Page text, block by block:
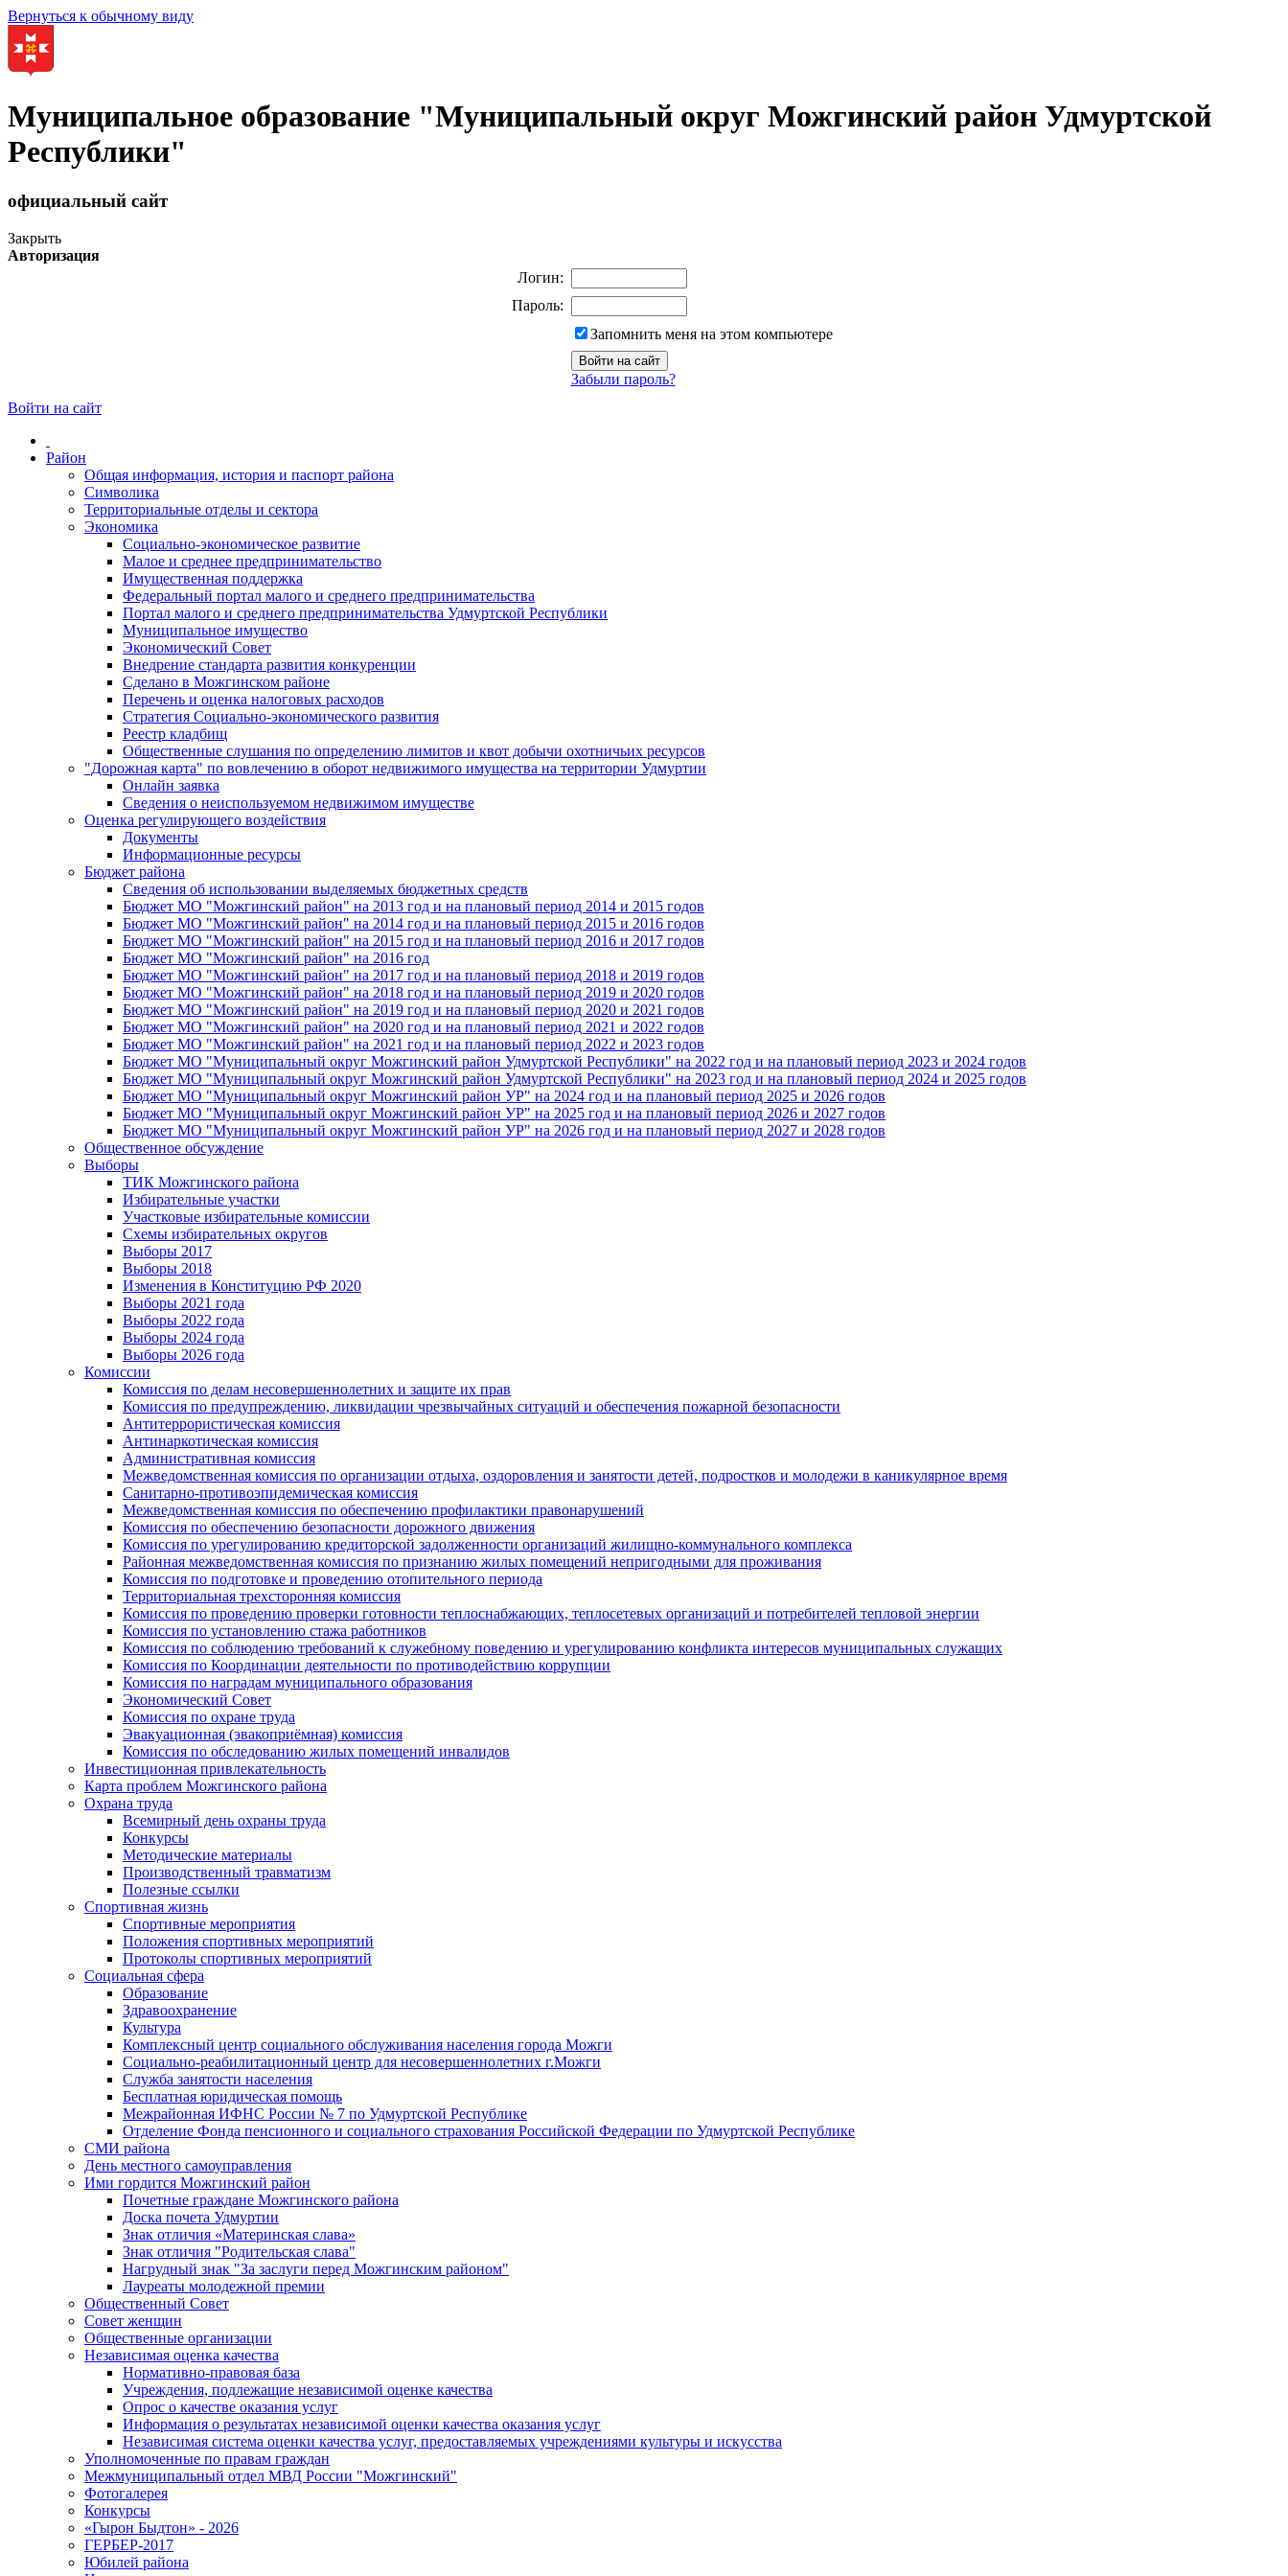
Вернуться к обычному виду
Муниципальное образование "Муниципальный округ Можгинский район Удмуртской
Республики"
официальный сайт
Закрыть
Авторизация
Логин:
Пароль:
Запомнить меня на этом компьютере
Забыли пароль?
Войти на сайт
Район
Общая информация, история и паспорт района
Символика
Территориальные отделы и сектора
Экономика
Социально-экономическое развитие
Малое и среднее предпринимательство
Имущественная поддержка
Федеральный портал малого и среднего предпринимательства
Портал малого и среднего предпринимательства Удмуртской Республики
Муниципальное имущество
Экономический Совет
Внедрение стандарта развития конкуренции
Сделано в Можгинском районе
Перечень и оценка налоговых расходов
Стратегия Социально-экономического развития
Реестр кладбищ
Общественные слушания по определению лимитов и квот добычи охотничьих ресурсов
"Дорожная карта" по вовлечению в оборот недвижимого имущества на территории Удмуртии
Онлайн заявка
Сведения о неиспользуемом недвижимом имуществе
Оценка регулирующего воздействия
Документы
Информационные ресурсы
Бюджет района
Сведения об использовании выделяемых бюджетных средств
Бюджет МО "Можгинский район" на 2013 год и на плановый период 2014 и 2015 годов
Бюджет МО "Можгинский район" на 2014 год и на плановый период 2015 и 2016 годов
Бюджет МО "Можгинский район" на 2015 год и на плановый период 2016 и 2017 годов
Бюджет МО "Можгинский район" на 2016 год
Бюджет МО "Можгинский район" на 2017 год и на плановый период 2018 и 2019 годов
Бюджет МО "Можгинский район" на 2018 год и на плановый период 2019 и 2020 годов
Бюджет МО "Можгинский район" на 2019 год и на плановый период 2020 и 2021 годов
Бюджет МО "Можгинский район" на 2020 год и на плановый период 2021 и 2022 годов
Бюджет МО "Можгинский район" на 2021 год и на плановый период 2022 и 2023 годов
Бюджет МО "Муниципальный округ Можгинский район Удмуртской Республики" на 2022 год и на плановый период 2023 и 2024 годов
Бюджет МО "Муниципальный округ Можгинский район Удмуртской Республики" на 2023 год и на плановый период 2024 и 2025 годов
Бюджет МО "Муниципальный округ Можгинский район УР" на 2024 год и на плановый период 2025 и 2026 годов
Бюджет МО "Муниципальный округ Можгинский район УР" на 2025 год и на плановый период 2026 и 2027 годов
Бюджет МО "Муниципальный округ Можгинский район УР" на 2026 год и на плановый период 2027 и 2028 годов
Общественное обсуждение
Выборы
ТИК Можгинского района
Избирательные участки
Участковые избирательные комиссии
Схемы избирательных округов
Выборы 2017
Выборы 2018
Изменения в Конституцию РФ 2020
Выборы 2021 года
Выборы 2022 года
Выборы 2024 года
Выборы 2026 года
Комиссии
Комиссия по делам несовершеннолетних и защите их прав
Комиссия по предупреждению, ликвидации чрезвычайных ситуаций и обеспечения пожарной безопасности
Антитеррористическая комиссия
Антинаркотическая комиссия
Административная комиссия
Межведомственная комиссия по организации отдыха, оздоровления и занятости детей, подростков и молодежи в каникулярное время
Санитарно-противоэпидемическая комиссия
Межведомственная комиссия по обеспечению профилактики правонарушений
Комиссия по обеспечению безопасности дорожного движения
Комиссия по урегулированию кредиторской задолженности организаций жилищно-коммунального комплекса
Районная межведомственная комиссия по признанию жилых помещений непригодными для проживания
Комиссия по подготовке и проведению отопительного периода
Территориальная трехсторонняя комиссия
Комиссия по проведению проверки готовности теплоснабжающих, теплосетевых организаций и потребителей тепловой энергии
Комиссия по установлению стажа работников
Комиссия по соблюдению требований к служебному поведению и урегулированию конфликта интересов муниципальных служащих
Комиссия по Координации деятельности по противодействию коррупции
Комиссия по наградам муниципального образования
Экономический Совет
Комиссия по охране труда
Эвакуационная (эвакоприёмная) комиссия
Комиссия по обследованию жилых помещений инвалидов
Инвестиционная привлекательность
Карта проблем Можгинского района
Охрана труда
Всемирный день охраны труда
Конкурсы
Методические материалы
Производственный травматизм
Полезные ссылки
Спортивная жизнь
Спортивные мероприятия
Положения спортивных мероприятий
Протоколы спортивных мероприятий
Социальная сфера
Образование
Здравоохранение
Культура
Комплексный центр социального обслуживания населения города Можги
Социально-реабилитационный центр для несовершеннолетних г.Можги
Служба занятости населения
Бесплатная юридическая помощь
Межрайонная ИФНС России № 7 по Удмуртской Республике
Отделение Фонда пенсионного и социального страхования Российской Федерации по Удмуртской Республике
СМИ района
День местного самоуправления
Ими гордится Можгинский район
Почетные граждане Можгинского района
Доска почета Удмуртии
Знак отличия «Материнская слава»
Знак отличия "Родительская слава"
Нагрудный знак "За заслуги перед Можгинским районом"
Лауреаты молодежной премии
Общественный Совет
Совет женщин
Общественные организации
Независимая оценка качества
Нормативно-правовая база
Учреждения, подлежащие независимой оценке качества
Опрос о качестве оказания услуг
Информация о результатах независимой оценки качества оказания услуг
Независимая система оценки качества услуг, предоставляемых учреждениями культуры и искусства
Уполномоченные по правам граждан
Межмуниципальный отдел МВД России "Можгинский"
Фотогалерея
Конкурсы
«Гырон Быдтон» - 2026
ГЕРБЕР-2017
Юбилей района